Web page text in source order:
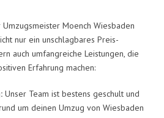
Moench Wiesbaden
nur ein unschlagbares Preis-
auch umfangreiche Leistungen, die
Erfahrung machen:
Unser Team ist bestens geschult und
um deinen Umzug von Wiesbaden